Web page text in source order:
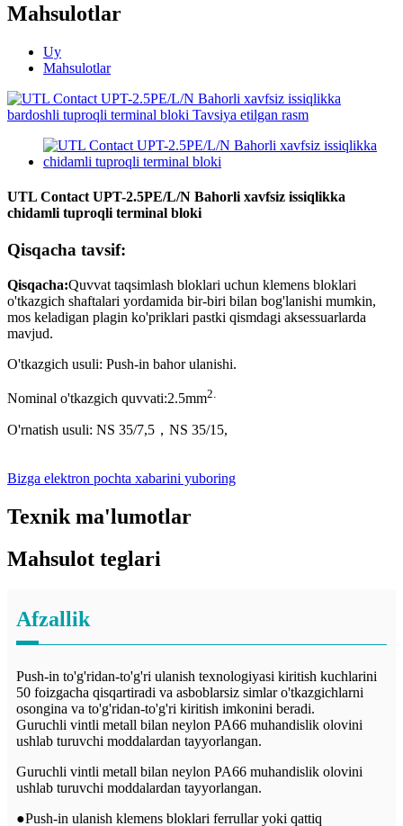
Mahsulotlar
Uy
Mahsulotlar
UTL Contact UPT-2.5PE/L/N Bahorli xavfsiz issiqlikka
chidamli tuproqli terminal bloki
Qisqacha tavsif:
Qisqacha:Quvvat taqsimlash bloklari uchun klemens bloklari
o'tkazgich shaftalari yordamida bir-biri bilan bog'lanishi mumkin,
mos keladigan plagin ko'priklari pastki qismdagi aksessuarlarda
mavjud.
O'tkazgich usuli: Push-in bahor ulanishi.
Nominal o'tkazgich quvvati:2.5mm2.
O'rnatish usuli: NS 35/7,5，NS 35/15,
Bizga elektron pochta xabarini yuboring
Texnik ma'lumotlar
Mahsulot teglari
Afzallik
Push-in to'g'ridan-to'g'ri ulanish texnologiyasi kiritish kuchlarini
50 foizgacha qisqartiradi va asboblarsiz simlar o'tkazgichlarni
osongina va to'g'ridan-to'g'ri kiritish imkonini beradi.
Guruchli vintli metall bilan neylon PA66 muhandislik olovini
ushlab turuvchi moddalardan tayyorlangan.
Guruchli vintli metall bilan neylon PA66 muhandislik olovini
ushlab turuvchi moddalardan tayyorlangan.
●Push-in ulanish klemens bloklari ferrullar yoki qattiq